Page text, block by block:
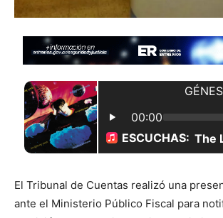
El Tribunal de Cuentas realizó una
ante el Ministerio Público Fiscal para